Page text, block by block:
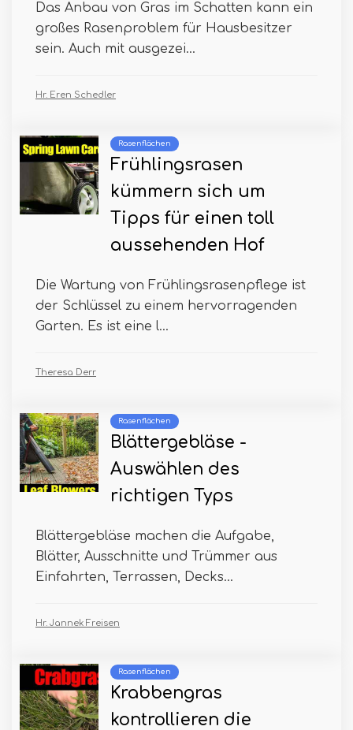
Das Anbau von Gras im Schatten kann ein
großes Rasenproblem für Hausbesitzer
sein. Auch mit ausgezei...
Hr. Eren Schedler
Rasenflächen
Frühlingsrasen
kümmern sich um
Tipps für einen toll
aussehenden Hof
Die Wartung von Frühlingsrasenpflege ist
der Schlüssel zu einem hervorragenden
Garten. Es ist eine l...
Theresa Derr
Rasenflächen
Blättergebläse -
Auswählen des
richtigen Typs
Blättergebläse machen die Aufgabe,
Blätter, Ausschnitte und Trümmer aus
Einfahrten, Terrassen, Decks...
Hr. Jannek Freisen
Rasenflächen
Krabbengras
kontrollieren die